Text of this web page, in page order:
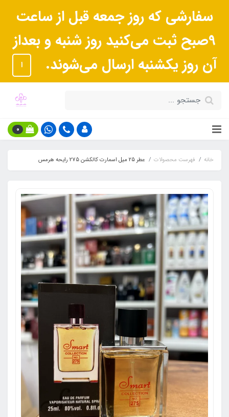
سفارشی که روز جمعه قبل از ساعت
9صبح ثبت می‌کنید روز شنبه و بعداز
آن روز یکشنبه ارسال می‌شوند.
ا
0
خانه فهرست محصولات عطر 25 میل اسمارت کالکشن 275 رایحه هرمس